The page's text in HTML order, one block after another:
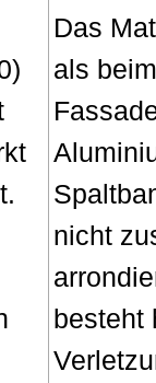
Das
als
nicht
besteht